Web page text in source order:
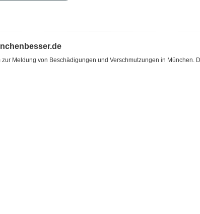
Meldung von Beschädigungen und Verschmutzungen in München.